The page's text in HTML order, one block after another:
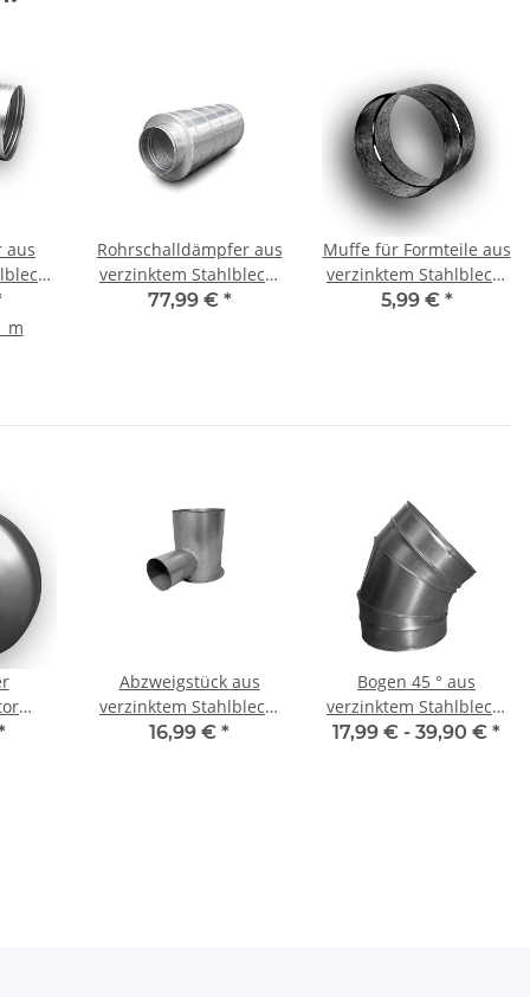
aus
m
Rohrschalldämpfer aus
verzinktem Stahlblech,
mit Dichtung, Ø 200
77,99 € *
Muffe für Formteile aus
verzinktem Stahlblech,
Ø 250 mm, Lüftung
5,99 € *
Abzweigstück aus
verzinktem Stahlblech,
Ø 75 mm auf Muffe Ø
16,99 € *
Bogen 45 ° aus
verzinktem Stahlblech,
ohne Dichtung, Ø 80-
17,99 € - 39,90 € *